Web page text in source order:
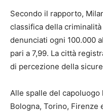
Secondo il rapporto,
classifica della
denunciati ogni 100.000
pari a 7,99. La città
di percezione della
Alle spalle del capoluogo
Bologna, Torino, Firenze